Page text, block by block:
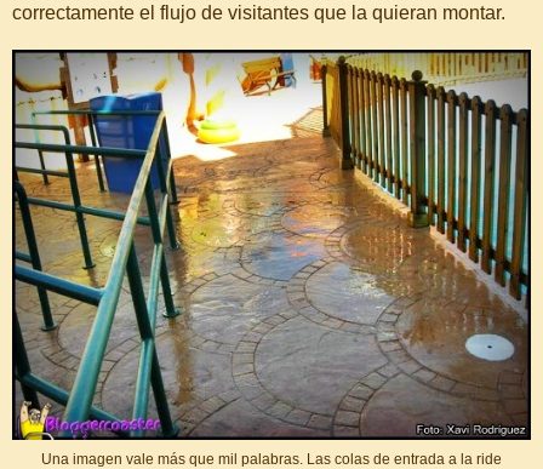
correctamente el flujo de visitantes que la quieran montar.
Una imagen vale más que mil palabras. Las colas de entrada a la ride